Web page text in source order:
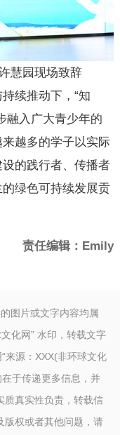
慧园现场致辞
续推动下，“知
融入广大青少年的
越多的学子以实际
的践行者、传播者
绿色可持续发展贡
责任编辑：Emily
图片或文字内容均属
化网” 水印，转载文字
来源：XXX(非环球文化
于传递更多信息，并
质真实性负责，转载信
版权或者其他问题，请